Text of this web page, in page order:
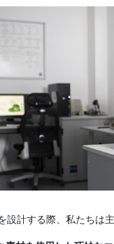
設計する際、私たちは